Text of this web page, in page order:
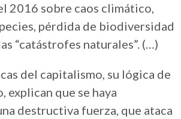
2016 sobre caos climático,
pérdida de biodiversidad
“catástrofes naturales”. (…)
del capitalismo, su lógica de
explican que se haya
destructiva fuerza, que ataca